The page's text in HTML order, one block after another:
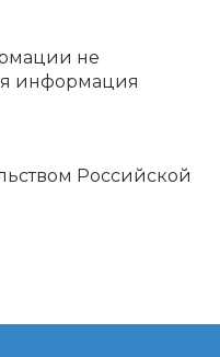
не
информация
Российской